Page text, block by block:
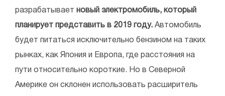
разрабатывает новый электромобиль, который
планирует представить в 2019 году. Автомобиль
будет питаться исключительно бензином на таких
рынках, как Япония и Европа, где расстояния на
пути относительно короткие. Но в Северной
Америке он склонен использовать расширитель